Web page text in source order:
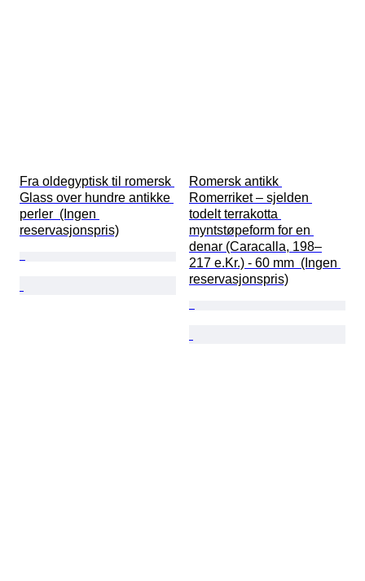
Fra oldegyptisk til romersk
Glass over hundre antikke
perler  (Ingen
reservasjonspris)
Romersk antikk
Romerriket – sjelden
todelt terrakotta
myntstøpeform for en
denar (Caracalla, 198–
217 e.Kr.) - 60 mm  (Ingen
reservasjonspris)